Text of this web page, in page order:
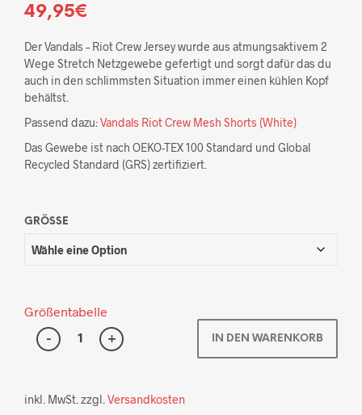
49,95€
Der Vandals – Riot Crew Jersey wurde aus atmungsaktivem 2
Wege Stretch Netzgewebe gefertigt und sorgt dafür das du
auch in den schlimmsten Situation immer einen kühlen Kopf
behältst.
Passend dazu:Vandals Riot Crew Mesh Shorts (White)
Das Gewebe ist nach OEKO-TEX 100 Standard und Global
Recycled Standard (GRS) zertifiziert.
GRÖSSE
Größentabelle
IN DEN WARENKORB
inkl. MwSt.zzgl.Versandkosten